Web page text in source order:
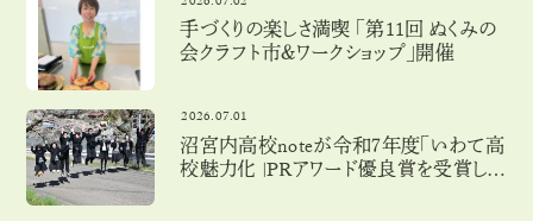
手づくりの楽しさ満喫 「第11回 ぬくみの
会クラフト市＆ワークショップ」開催
2026.07.01
沼宮内高校noteが令和７年度「いわて高
校魅力化」PRアワード優良賞を受賞しま